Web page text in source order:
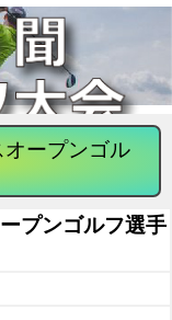
ープンゴル
プンゴルフ選手